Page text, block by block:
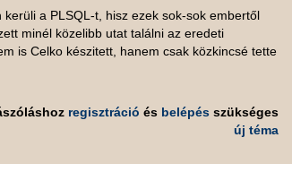
a PLSQL-t, hisz ezek sok-sok embertől
minél közelibb utat találni az eredeti
is Celko készitett, hanem csak közkincsé tette
regisztráció és belépésszükséges
új téma